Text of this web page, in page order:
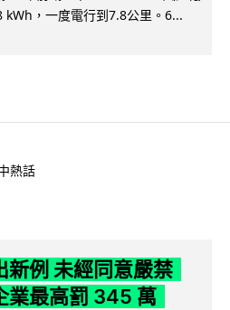
kWh，一度電行到7.8公里。6...
熱話
新例 未經同意嚴禁
業最高罰 345 萬